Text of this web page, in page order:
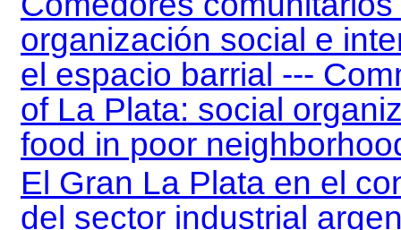
organización social e
el espacio barrial ---
of La Plata: social
food in poor
El Gran La Plata en el
del sector industrial